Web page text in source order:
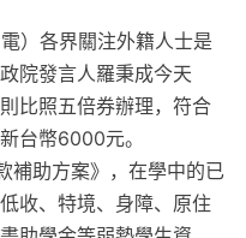
）各界關注外籍人士是
院發言人羅秉成今天
比照五倍券辦理，符合
台幣6000元。
補助方案》，在學中的已
收、特境、身障、原住